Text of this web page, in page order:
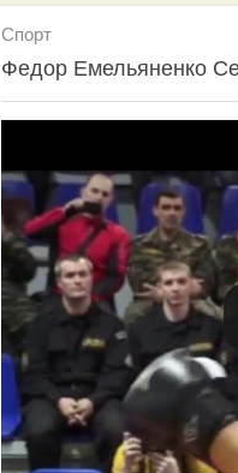
Спорт
Федор Емельяненко